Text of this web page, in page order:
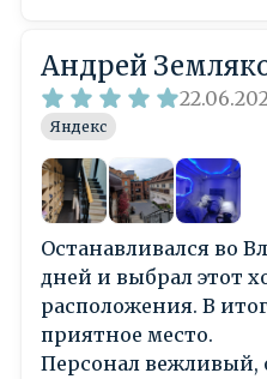
Андрей
Яндекс
Останавливался во
дней и выбрал этот
расположения. В
приятное место.
Персонал вежливый,